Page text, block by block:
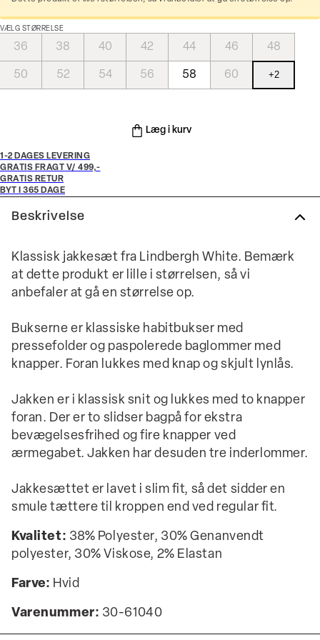
VÆLG STØRRELSE
36 38 40 42 44 46 48
50 52 54 56 58 60 +2
Læg i kurv
1-2 DAGES LEVERING
GRATIS FRAGT V/ 499,-
GRATIS RETUR
BYT I 365 DAGE
Beskrivelse
Klassisk jakkesæt fra Lindbergh White. Bemærk
at dette produkt er lille i størrelsen, så vi
anbefaler at gå en størrelse op.
Bukserne er klassiske habitbukser med
pressefolder og paspolerede baglommer med
knapper. Foran lukkes med knap og skjult lynlås.
Jakken er i klassisk snit og lukkes med to knapper
foran. Der er to slidser bagpå for ekstra
bevægelsesfrihed og fire knapper ved
ærmegabet. Jakken har desuden tre inderlommer.
Jakkesættet er lavet i slim fit, så det sidder en
smule tættere til kroppen end ved regular fit.
Kvalitet: 38% Polyester, 30% Genanvendt
polyester, 30% Viskose, 2% Elastan
Farve: Hvid
Varenummer: 30-61040